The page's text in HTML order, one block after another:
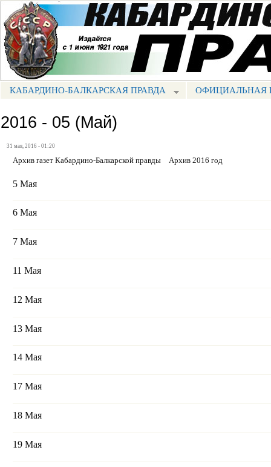
Портал СМИ КБР
МЕНЮ КБП
КАБАРДИНО-БАЛКАРСКАЯ ПРАВДА ОФИЦИАЛЬНАЯ
2016 - 05 (Май)
31 мая, 2016 - 01:20
Архив газет Кабардино-Балкарской правды Архив 2016 год
5 Мая
6 Мая
7 Мая
11 Мая
12 Мая
13 Мая
14 Мая
17 Мая
18 Мая
19 Мая